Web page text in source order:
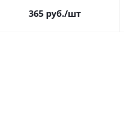
365 руб./шт